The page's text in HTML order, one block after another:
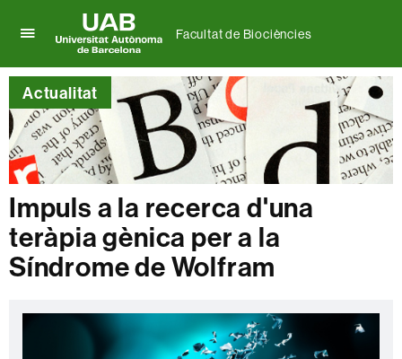
per
desplegar
el
menú
de
Facultat
de
Biociències
Universitat
Autònoma
de
Barcelona
Facultat de Biociències
Actualitat
Impuls a la recerca d'una
teràpia gènica per a la
Síndrome de Wolfram